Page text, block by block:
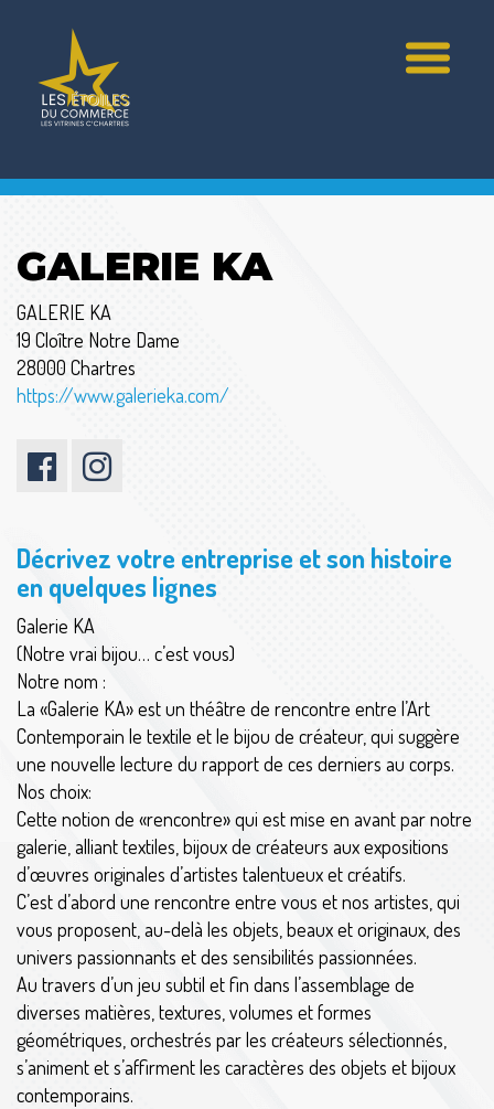
GALERIE KA
GALERIE KA
19 Cloître Notre Dame
28000 Chartres
https://www.galerieka.com/
Décrivez votre entreprise et son histoire
en quelques lignes
Galerie KA
(Notre vrai bijou… c’est vous)
Notre nom :
La «Galerie KA» est un théâtre de rencontre entre l’Art
Contemporain le textile et le bijou de créateur, qui suggère
une nouvelle lecture du rapport de ces derniers au corps.
Nos choix:
Cette notion de «rencontre» qui est mise en avant par notre
galerie, alliant textiles, bijoux de créateurs aux expositions
d’œuvres originales d’artistes talentueux et créatifs.
C’est d’abord une rencontre entre vous et nos artistes, qui
vous proposent, au-delà les objets, beaux et originaux, des
univers passionnants et des sensibilités passionnées.
Au travers d’un jeu subtil et fin dans l’assemblage de
diverses matières, textures, volumes et formes
géométriques, orchestrés par les créateurs sélectionnés,
s’animent et s’affirment les caractères des objets et bijoux
contemporains.